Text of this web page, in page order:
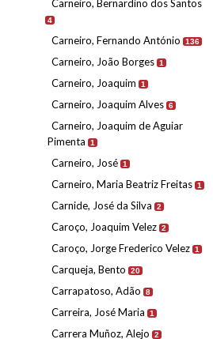
Carneiro, Bernardino dos Santos
4
Carneiro, Fernando António 136
Carneiro, João Borges 1
Carneiro, Joaquim 1
Carneiro, Joaquim Alves 6
Carneiro, Joaquim de Aguiar
Pimenta
1
Carneiro, José 1
Carneiro, Maria Beatriz Freitas 1
Carnide, José da Silva 2
Caroço, Joaquim Velez 2
Caroço, Jorge Frederico Velez 1
Carqueja, Bento 20
Carrapatoso, Adão 8
Carreira, José Maria 1
Carrera Muñoz, Alejo 2